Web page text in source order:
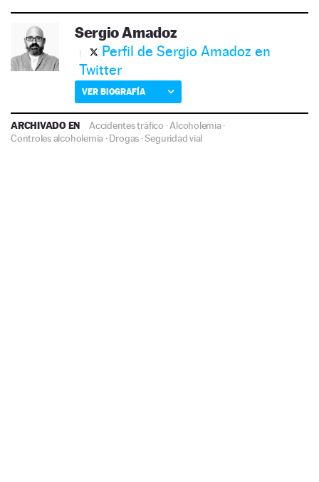
Sergio Amadoz
Perfil de Sergio Amadoz en
Twitter
VER BIOGRAFÍA
ARCHIVADO EN Accidentes tráfico ·Alcoholemia·
Controles alcoholemia ·Drogas ·Seguridad vial